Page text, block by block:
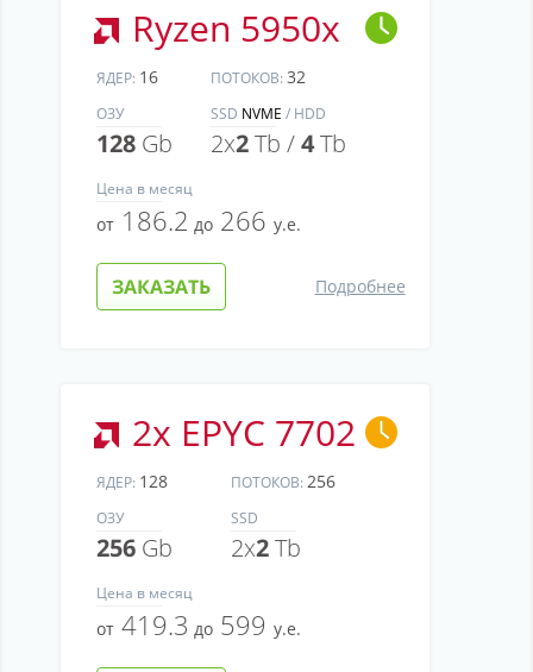
Ryzen 5950x
ЯДЕР: 16 ПОТОКОВ: 32
ОЗУ
128Gb
SSD NVME / HDD
2x2Tb /4Tb
Цена в месяц
от186.2 до266 у.е.
ЗАКАЗАТЬ Подробнее
2x EPYC 7702
ЯДЕР: 128 ПОТОКОВ: 256
ОЗУ
256Gb
SSD
2x2Tb
Цена в месяц
от419.3 до599 у.е.